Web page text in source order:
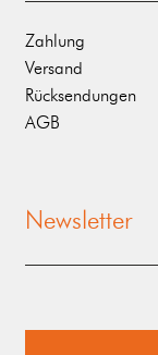
Zahlung
Versand
Rücksendungen
AGB
Newsletter